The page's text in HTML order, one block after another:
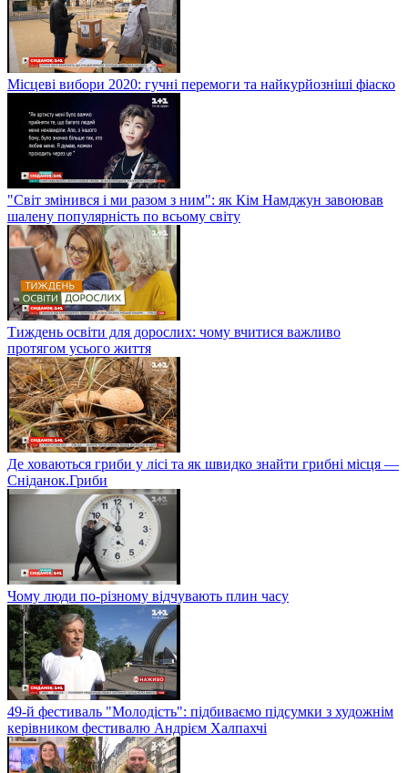
Місцеві вибори 2020: гучні перемоги та найкурйозніші фіаско
"Світ змінився і ми разом з ним": як Кім Намджун завоював
шалену популярність по всьому світу
Тиждень освіти для дорослих: чому вчитися важливо
протягом усього життя
Де ховаються гриби у лісі та як швидко знайти грибні місця —
Сніданок.Гриби
Чому люди по-різному відчувають плин часу
49-й фестиваль "Молодість": підбиваємо підсумки з художнім
керівником фестивалю Андрієм Халпахчі